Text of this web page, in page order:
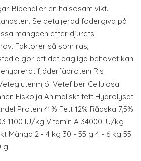
Bibehåller en hälsosam vikt.
Se detaljerad fodergiva på
mängden efter djurets
Faktorer så som ras,
gör att det dagliga behovet kan
fjäderfäprotein Ris
Vetefiber Cellulosa
Fiskolja Animaliskt fett Hydrolysat
Protein 41% Fett 12% Råaska 7,5%
1100 IU/kg Vitamin A 34000 IU/kg
Mängd 2 - 4 kg 30 - 55 g 4 - 6 kg 55
g